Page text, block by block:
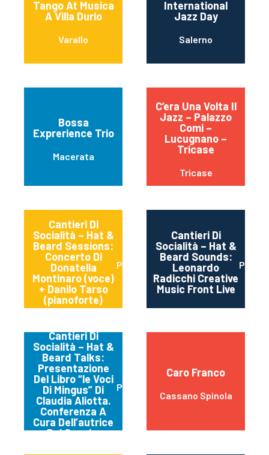
Tango At Musica
A Villa Durio
Varallo
International
Jazz Day
Salerno
Bossa
Exprerience Trio
Macerata
C’era Una Volta Il
Jazz – Palazzo
Comi –
Lucugnano –
Tricase
Tricase
Cantieri Di
Socialità – Hat &
Beard Sessions:
Concerto Di
Donatella
Montinaro (voce)
+ Danilo Tarso
(pianoforte)
Perugia
Cantieri Di
Socialità – Hat &
Beard Sounds:
Leonardo
Radicchi Creative
Music Front Live
Cantieri Di
Socialità – Hat &
Beard Talks:
Presentazione
Del Libro “le Voci
Di Mingus” Di
Claudia Aliotta.
Conferenza A
Cura Dell’autrice
Del Saggio.
Perugia
Caro Franco
Cassano Spinola